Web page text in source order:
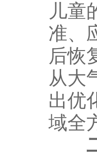
儿童
准、
后恢
从大
出优
域全